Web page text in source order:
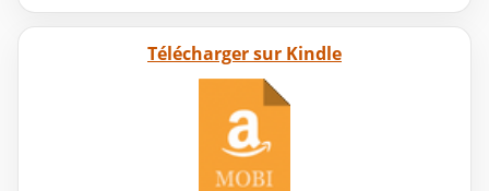
Télécharger sur Kindle